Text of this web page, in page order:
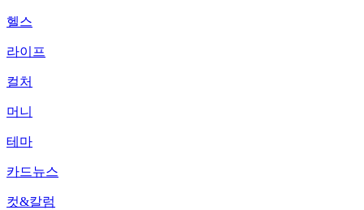
헬스
라이프
컬처
머니
테마
카드뉴스
컷&칼럼